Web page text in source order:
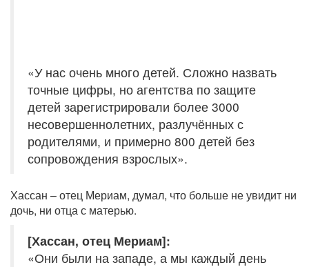
«У нас очень много детей. Сложно назвать
точные цифры, но агентства по защите
детей зарегистрировали более 3000
несовершеннолетних, разлучённых с
родителями, и примерно 800 детей без
сопровождения взрослых».
Хассан – отец Мериам, думал, что больше не увидит ни
дочь, ни отца с матерью.
[Хассан, отец Мериам]:
«Они были на западе, а мы каждый день